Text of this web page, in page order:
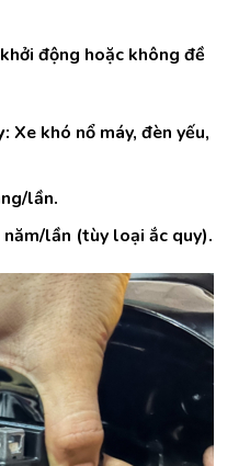
động hoặc không đề
: Xe khó nổ máy, đèn yếu,
lần.
năm/lần (tùy loại ắc quy).